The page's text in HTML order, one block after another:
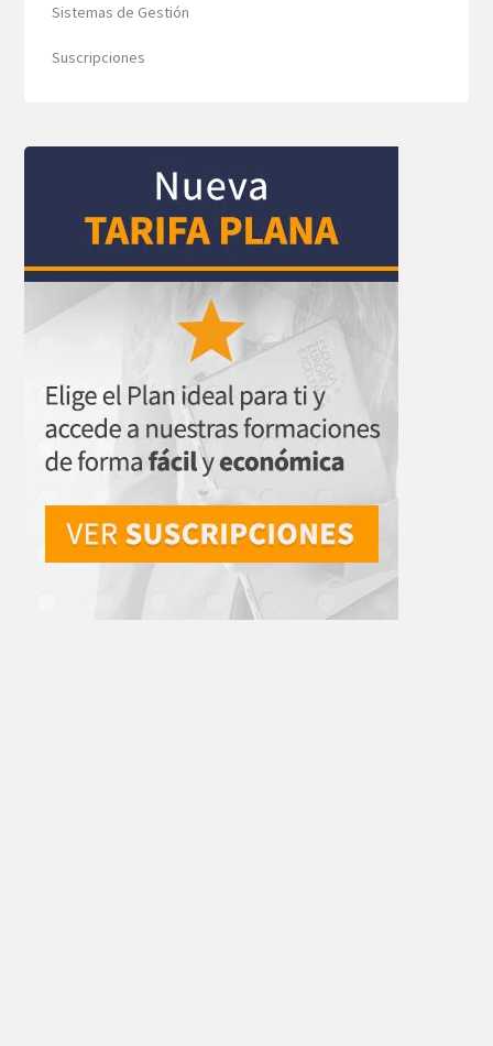
Sistemas de Gestión
Suscripciones